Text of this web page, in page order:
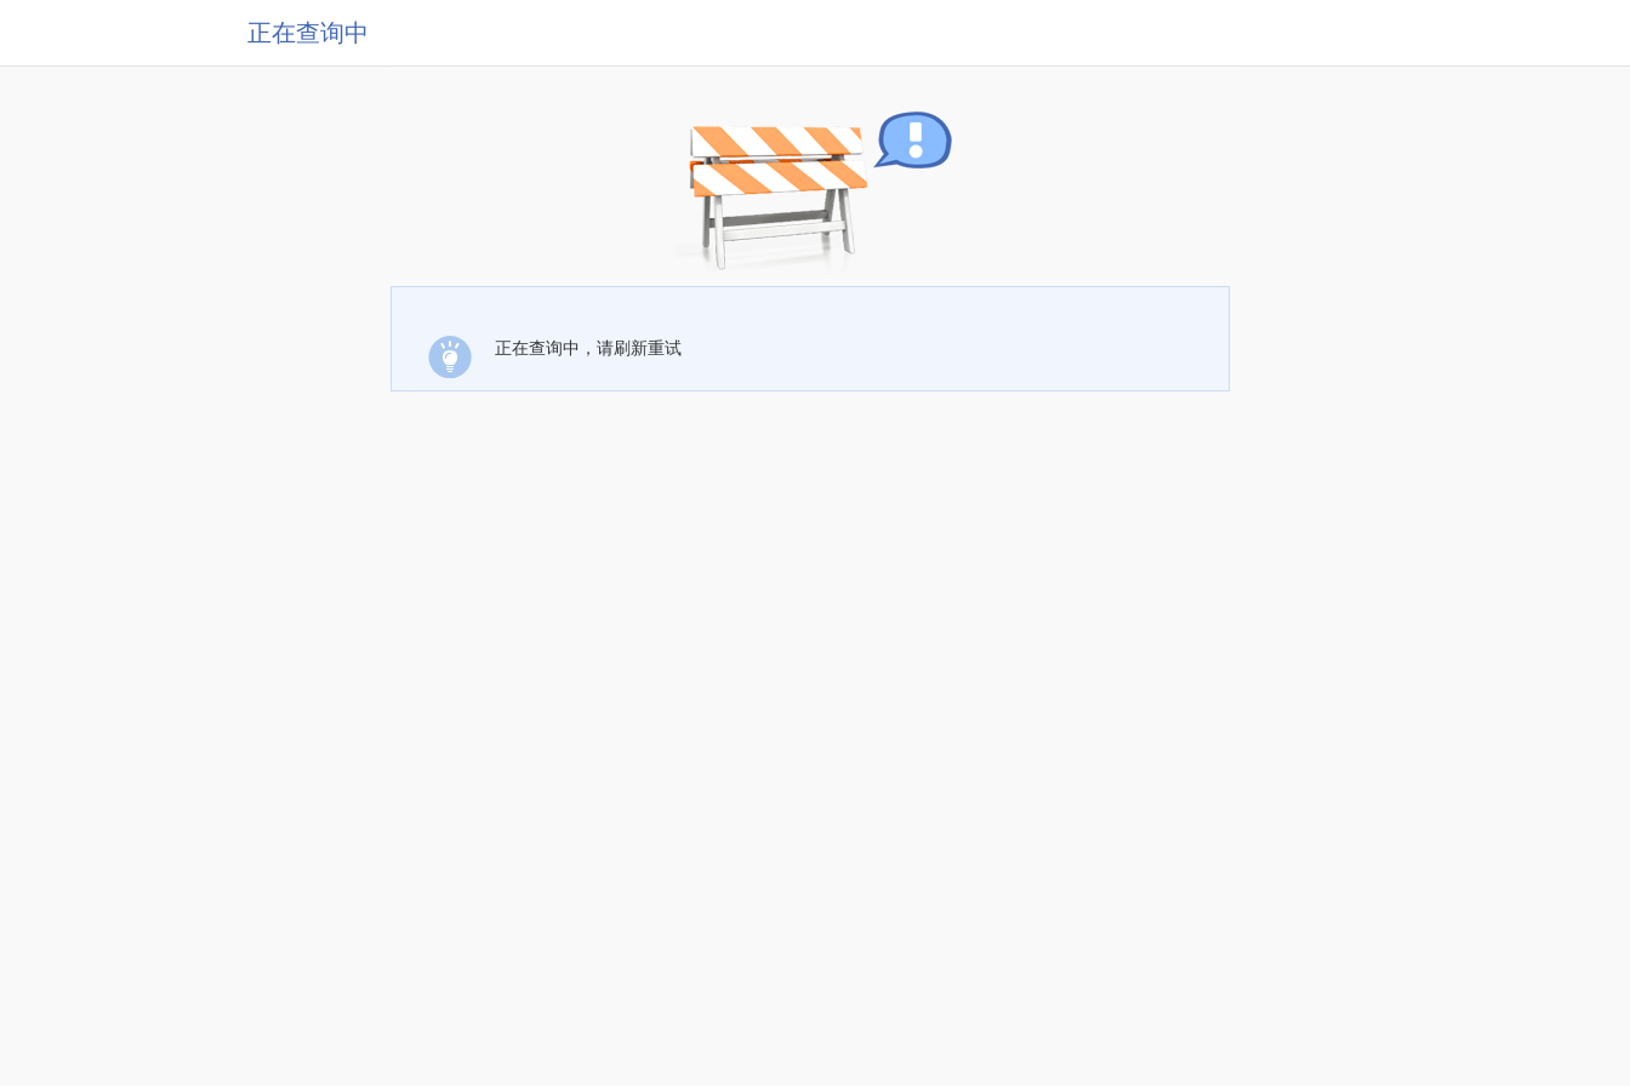
正在查询中
正在查询中，请刷新重试